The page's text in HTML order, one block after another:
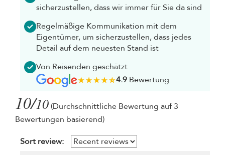
sicherzustellen, dass wir immer für Sie da sind
Regelmäßige Kommunikation mit dem
Eigentümer, um sicherzustellen, dass jedes
Detail auf dem neuesten Stand ist
Von Reisenden geschätzt
4.9Bewertung
10/10 (Durchschnittliche Bewertung auf 3
Bewertungen basierend)
Sort review: